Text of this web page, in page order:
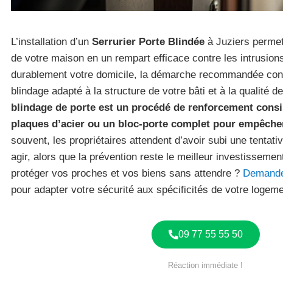
L’installation d’un Serrurier Porte Blindée à Juziers
de votre maison en un rempart efficace contre les
durablement votre domicile, la démarche recommandée
blindage adapté à la structure de votre bâti et à la qualité
blindage de porte est un procédé de renforcement
plaques d’acier ou un bloc-porte complet pour
souvent, les propriétaires attendent d’avoir subi une
agir, alors que la prévention reste le meilleur
protéger vos proches et vos biens sans attendre ?
pour adapter votre sécurité aux spécificités de votre
09 77 55 55 50
Réaction immédiate !